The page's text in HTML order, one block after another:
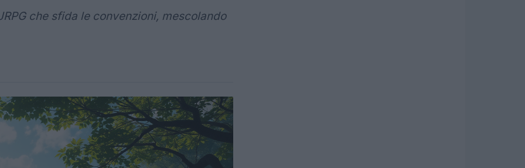
che sfida le convenzioni, mescolando